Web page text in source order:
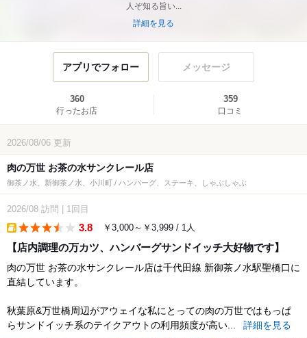
人ぞ知る旨い...
詳細を見る
アプリでフォロー メッセージ
360
行ったお店
359
口コミ
2026/08/06 更新
肉の万世 お茶の水サンクレール店
御茶ノ水、新御茶ノ水、小川町 / ハンバーグ、ステーキ、しゃぶしゃぶ
2026/08 訪問 1回目
3.8 ￥3,000～￥3,999 / 1人
【店内調理の万カツ、ハンバーグサンドイッチ大好物です】
肉の万世 お茶の水サンクレール店は千代田線 新御茶ノ水駅聖橋口に
直結しています。
秋葉原&万世橋周辺がアウェイな私にとっての肉の万世ではもっぱ
らサンドイッチ系のテイクアウトの利用頻度が高い...
詳細を見る